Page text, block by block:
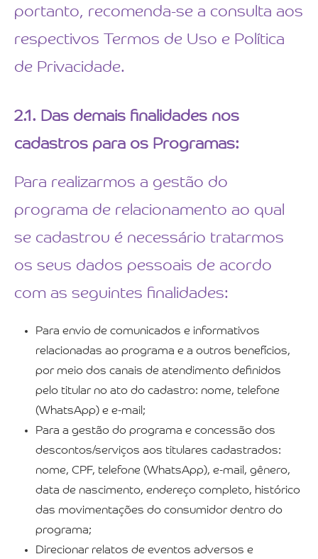
portanto, recomenda-se a consulta aos
respectivos Termos de Uso e Política
de Privacidade.
2.1. Das demais finalidades nos
cadastros para os Programas:
Para realizarmos a gestão do
programa de relacionamento ao qual
se cadastrou é necessário tratarmos
os seus dados pessoais de acordo
com as seguintes finalidades:
Para envio de comunicados e informativos
relacionadas ao programa e a outros benefícios,
por meio dos canais de atendimento definidos
pelo titular no ato do cadastro: nome, telefone
(WhatsApp) e e-mail;
Para a gestão do programa e concessão dos
descontos/serviços aos titulares cadastrados:
nome, CPF, telefone (WhatsApp), e-mail, gênero,
data de nascimento, endereço completo, histórico
das movimentações do consumidor dentro do
programa;
Direcionar relatos de eventos adversos e